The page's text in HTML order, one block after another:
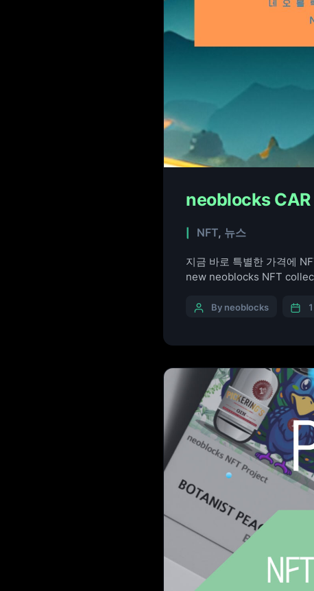
neoblocks CAR
NFT, 뉴스
지금 바로 특별한 가격에
new neoblocks NFT
By neoblocks